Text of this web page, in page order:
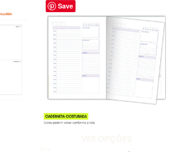
Save